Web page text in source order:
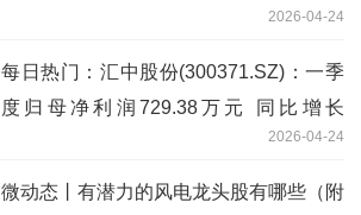
2026-04-24
每日热门：汇中股份(300371.SZ)：一季
度归母净利润729.38万元 同比增长
2026-04-24
微动态丨有潜力的风电龙头股有哪些（附